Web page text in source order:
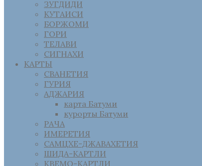
ЗУГДИДИ
КУТАИСИ
БОРЖОМИ
ГОРИ
ТЕЛАВИ
СИГНАХИ
КАРТЫ
СВАНЕТИЯ
ГУРИЯ
АДЖАРИЯ
карта Батуми
курорты Батуми
РАЧА
ИМЕРЕТИЯ
САМЦХЕ-ДЖАВАХЕТИЯ
ШИДА-КАРТЛИ
КВЕМО-КАРТЛИ